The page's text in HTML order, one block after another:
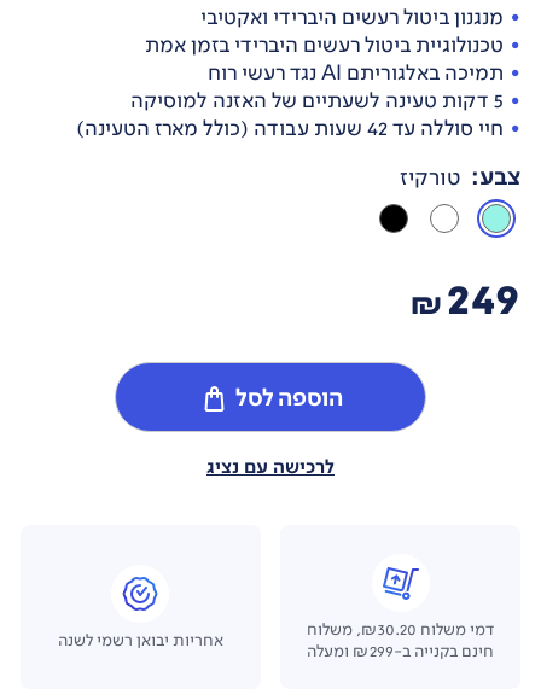
מנגנון ביטול רעשים היברידי ואקטיבי
טכנולוגיית ביטול רעשים היברידי בזמן אמת
תמיכה באלגוריתם AI נגד רעשי רוח
5 דקות טעינה לשעתיים של האזנה למוסיקה
חיי סוללה עד 42 שעות עבודה (כולל מארז הטעינה)
צבע: טורקיז
249
₪
הוספה לסל
לרכישה עם נציג
דמי משלוח ₪30.20, משלוח
חינם בקנייה ב-₪299 ומעלה
אחריות יבואן רשמי לשנה